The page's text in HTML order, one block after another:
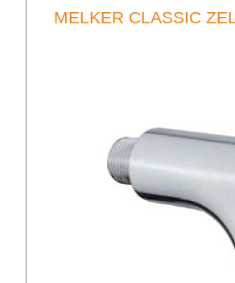
MELKER CLASSIC